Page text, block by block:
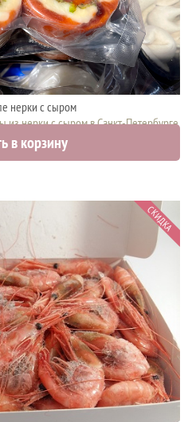
нерки с сыром
из нерки с сыром в Санкт-Петербурге
руб.
в корзину
СКИДКА